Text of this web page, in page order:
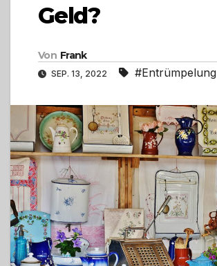
Geld?
Von Frank
SEP. 13, 2022 #Entrümpelung